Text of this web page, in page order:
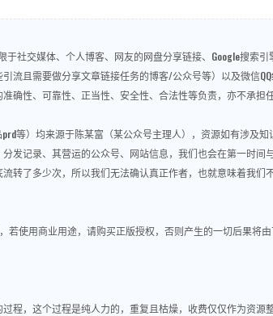
社交媒体、个人博客、网友的网盘分享链接、Google搜索
流且需要做分享文章链接任务的博客/公众号等）以及微信
确性、可靠性、正当性、安全性、合法性等负责，亦不承担
等）均来源于陈某富（某公众号主理人），资源如有涉及
发记录、其营运的公众号、网站信息，我们也会在第一时
转了多少次，所以我们无法确认真正作者，也就意味着我
使用商业用途，请购买正版授权，否则产生的一切后果将
程，这个过程是纯人力的，重复且枯燥，收费仅仅作为资